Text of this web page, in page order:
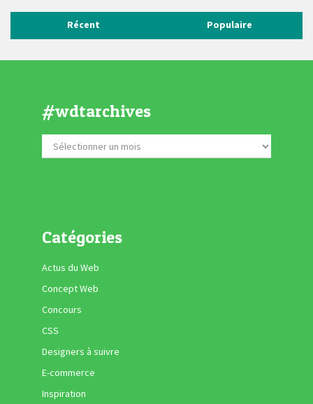
Récent Populaire
#wdtarchives
Catégories
Actus du Web
Concept Web
Concours
CSS
Designers à suivre
E-commerce
Inspiration